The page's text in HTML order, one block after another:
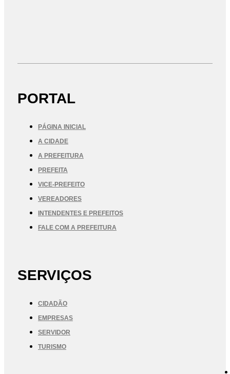
PORTAL
PÁGINA INICIAL
A CIDADE
A PREFEITURA
PREFEITA
VICE-PREFEITO
VEREADORES
INTENDENTES E PREFEITOS
FALE COM A PREFEITURA
SERVIÇOS
CIDADÃO
EMPRESAS
SERVIDOR
TURISMO